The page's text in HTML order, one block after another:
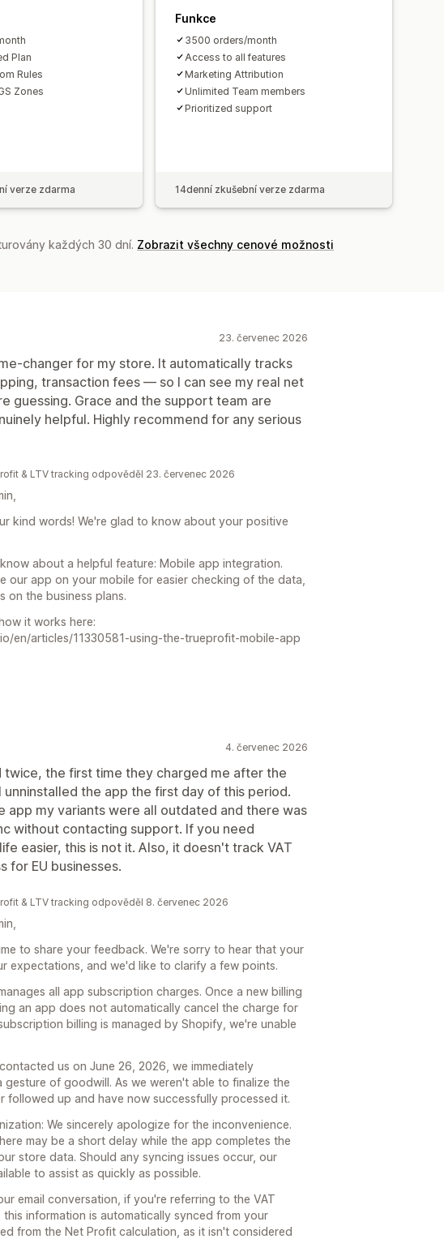
Plan
Rules
Zones
verze zdarma
Funkce
3500 orders/month
Access to all features
Marketing Attribution
Unlimited Team members
Prioritized support
14denní zkušební verze zdarma
každých 30 dní. Zobrazit všechny cenové možnosti
23. červenec 2026
changer for my store. It automatically tracks
transaction fees — so I can see my real net
guessing. Grace and the support team are
helpful. Highly recommend for any serious
& LTV tracking odpověděl 23. červenec 2026
kind words! We're glad to know about your positive
about a helpful feature: Mobile app integration.
our app on your mobile for easier checking of the data,
on the business plans.
it works here:
en/articles/11330581-using-the-trueprofit-mobile-app
4. červenec 2026
twice, the first time they charged me after the
the app the first day of this period.
app my variants were all outdated and there was
without contacting support. If you need
easier, this is not it. Also, it doesn't track VAT
for EU businesses.
& LTV tracking odpověděl 8. červenec 2026
to share your feedback. We're sorry to hear that your
expectations, and we'd like to clarify a few points.
all app subscription charges. Once a new billing
an app does not automatically cancel the charge for
billing is managed by Shopify, we're unable
us on June 26, 2026, we immediately
of goodwill. As we weren't able to finalize the
followed up and have now successfully processed it.
We sincerely apologize for the inconvenience.
may be a short delay while the app completes the
store data. Should any syncing issues occur, our
to assist as quickly as possible.
email conversation, if you're referring to the VAT
information is automatically synced from your
from the Net Profit calculation, as it isn't considered